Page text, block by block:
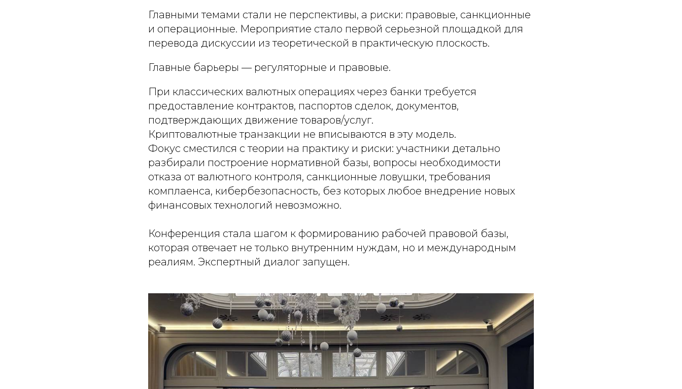
Главными темами стали не перспективы, а риски: правовые, санкционные
и операционные. Мероприятие стало первой серьезной площадкой для
перевода дискуссии из теоретической в практическую плоскость.
Главные барьеры — регуляторные и правовые.
При классических валютных операциях через банки требуется
предоставление контрактов, паспортов сделок, документов,
подтверждающих движение товаров/услуг.
Криптовалютные транзакции не вписываются в эту модель.
Фокус сместился с теории на практику и риски: участники детально
разбирали построение нормативной базы, вопросы необходимости
отказа от валютного контроля, санкционные ловушки, требования
комплаенса, кибербезопасность, без которых любое внедрение новых
финансовых технологий невозможно.
Конференция стала шагом к формированию рабочей правовой базы,
которая отвечает не только внутренним нуждам, но и международным
реалиям. Экспертный диалог запущен.